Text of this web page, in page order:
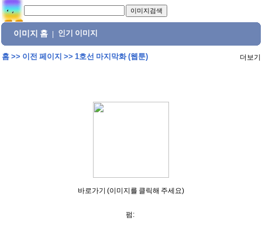
이미지 홈 인기 이미지
홈>> 이전 페이지 >> 1호선 마지막화 (웹툰) 더보기
바로가기 (이미지를 클릭해 주세요)
펌: